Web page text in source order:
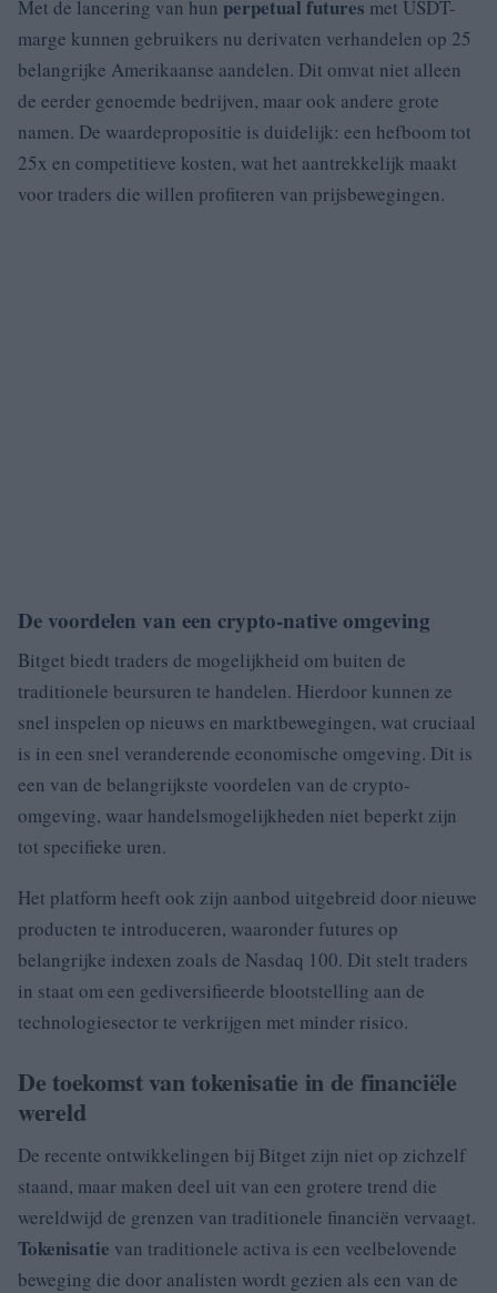
Met de lancering van hun perpetual futures met USDT-
marge kunnen gebruikers nu derivaten verhandelen op 25
belangrijke Amerikaanse aandelen. Dit omvat niet alleen
de eerder genoemde bedrijven, maar ook andere grote
namen. De waardepropositie is duidelijk: een hefboom tot
25x en competitieve kosten, wat het aantrekkelijk maakt
voor traders die willen profiteren van prijsbewegingen.
De voordelen van een crypto-native omgeving
Bitget biedt traders de mogelijkheid om buiten de
traditionele beursuren te handelen. Hierdoor kunnen ze
snel inspelen op nieuws en marktbewegingen, wat cruciaal
is in een snel veranderende economische omgeving. Dit is
een van de belangrijkste voordelen van de crypto-
omgeving, waar handelsmogelijkheden niet beperkt zijn
tot specifieke uren.
Het platform heeft ook zijn aanbod uitgebreid door nieuwe
producten te introduceren, waaronder futures op
belangrijke indexen zoals de Nasdaq 100. Dit stelt traders
in staat om een gediversifieerde blootstelling aan de
technologiesector te verkrijgen met minder risico.
De toekomst van tokenisatie in de financiële
wereld
De recente ontwikkelingen bij Bitget zijn niet op zichzelf
staand, maar maken deel uit van een grotere trend die
wereldwijd de grenzen van traditionele financiën vervaagt.
Tokenisatie van traditionele activa is een veelbelovende
beweging die door analisten wordt gezien als een van de